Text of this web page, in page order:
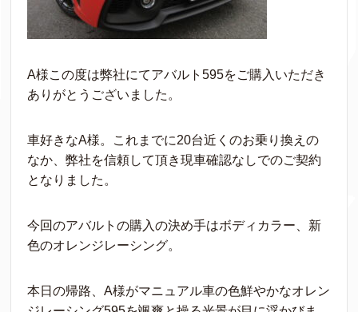
A様この度は弊社にてアバルト595をご購入いただき
ありがとうございました。
車好きなA様。これまでに20台近くのお乗り換えの
なか、弊社を信頼して頂き現車確認なしでのご契約
となりました。
今回のアバルトの購入の決め手はボディカラー、新
色のオレンジレーシング。
本日の帰路、A様がマニュアル車の色鮮やかなオレン